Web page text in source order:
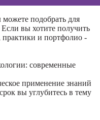
подобрать для
вы хотите получить
практики и портфолио -
современные
применение знаний
вы углубитесь в тему